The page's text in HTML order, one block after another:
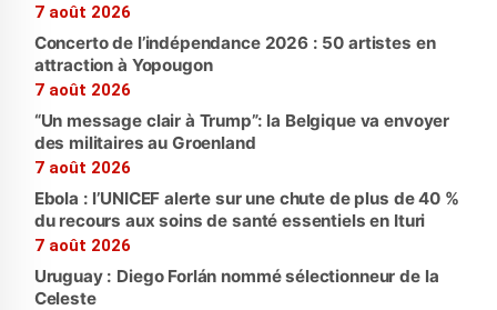
7 août 2026
Concerto de l’indépendance 2026 : 50 artistes en
attraction à Yopougon
7 août 2026
“Un message clair à Trump”: la Belgique va envoyer
des militaires au Groenland
7 août 2026
Ebola : l’UNICEF alerte sur une chute de plus de 40 %
du recours aux soins de santé essentiels en Ituri
7 août 2026
Uruguay : Diego Forlán nommé sélectionneur de la
Celeste